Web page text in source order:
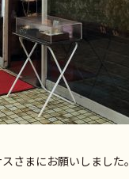
さまにお願いしました。